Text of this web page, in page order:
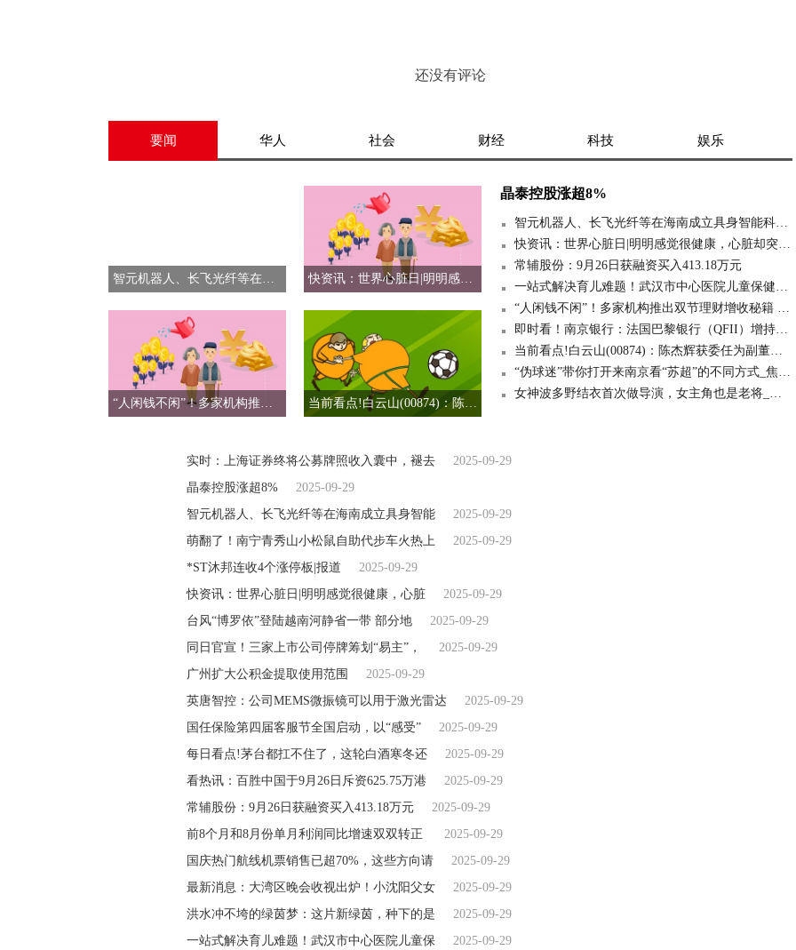
还没有评论
要闻 华人 社会 财经 科技 娱乐
智元机器人、长飞光纤等在海南成立具身智能科技公司 注册资本2000万_精彩看点 快资讯：世界心脏日|明明感觉很健康，心脏却突然“胀喘”！其实心肺功能早有“无声警报”
“人闲钱不闲”！多家机构推出双节理财增收秘籍 独家 当前看点!白云山(00874)：陈杰辉获委任为副董事长
晶泰控股涨超8%
智元机器人、长飞光纤等在海南成立具身智能科技公司 注册资本2000万_精彩看点
快资讯：世界心脏日|明明感觉很健康，心脏却突然“胀喘”！其实心肺功能早有“无声警报”
常辅股份：9月26日获融资买入413.18万元
一站式解决育儿难题！武汉市中心医院儿童保健康复中心筑牢儿童健康成长防线
“人闲钱不闲”！多家机构推出双节理财增收秘籍 独家
即时看！南京银行：法国巴黎银行（QFII）增持1.08亿股
当前看点!白云山(00874)：陈杰辉获委任为副董事长
“伪球迷”带你打开来南京看“苏超”的不同方式_焦点快看
女神波多野结衣首次做导演，女主角也是老将_播资讯
实时：上海证券终将公募牌照收入囊中，褪去
2025-09-29
晶泰控股涨超8%
2025-09-29
智元机器人、长飞光纤等在海南成立具身智能
2025-09-29
萌翻了！南宁青秀山小松鼠自助代步车火热上
2025-09-29
*ST沐邦连收4个涨停板|报道
2025-09-29
快资讯：世界心脏日|明明感觉很健康，心脏
2025-09-29
台风“博罗依”登陆越南河静省一带 部分地
2025-09-29
同日官宣！三家上市公司停牌筹划“易主”，
2025-09-29
广州扩大公积金提取使用范围
2025-09-29
英唐智控：公司MEMS微振镜可以用于激光雷达
2025-09-29
国任保险第四届客服节全国启动，以“感受”
2025-09-29
每日看点!茅台都扛不住了，这轮白酒寒冬还
2025-09-29
看热讯：百胜中国于9月26日斥资625.75万港
2025-09-29
常辅股份：9月26日获融资买入413.18万元
2025-09-29
前8个月和8月份单月利润同比增速双双转正
2025-09-29
国庆热门航线机票销售已超70%，这些方向请
2025-09-29
最新消息：大湾区晚会收视出炉！小沈阳父女
2025-09-29
洪水冲不垮的绿茵梦：这片新绿茵，种下的是
2025-09-29
一站式解决育儿难题！武汉市中心医院儿童保
2025-09-29